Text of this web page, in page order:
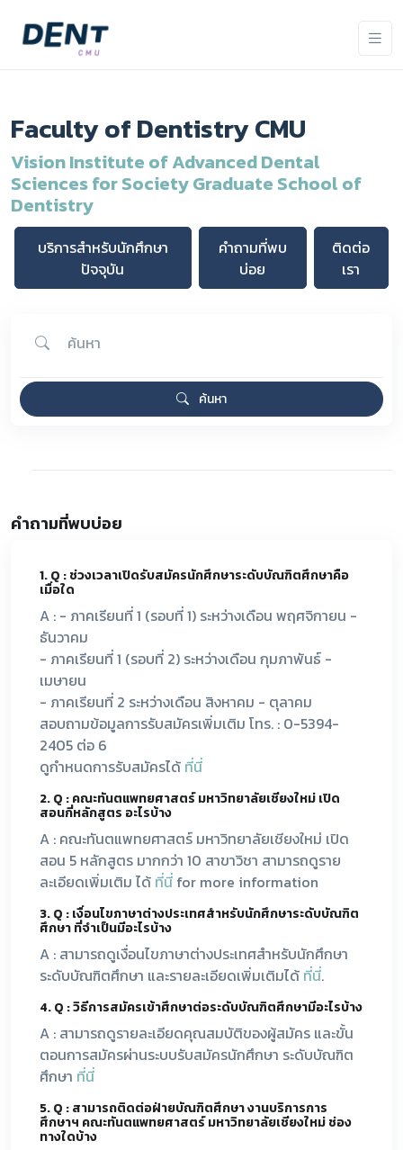
Faculty of Dentistry CMU
Vision Institute of Advanced Dental
Sciences for Society Graduate School of
Dentistry
บริการสำหรับนักศึกษา
ปัจจุบัน
คำถามที่พบ
บ่อย
ติดต่อ
เรา
ค้นหา
คำถามที่พบบ่อย
1. Q : ช่วงเวลาเปิดรับสมัครนักศึกษาระดับบัณฑิตศึกษาคือ
เมื่อใด
A : - ภาคเรียนที่ 1 (รอบที่ 1) ระหว่างเดือน พฤศจิกายน -
ธันวาคม
- ภาคเรียนที่ 1 (รอบที่ 2) ระหว่างเดือน กุมภาพันธ์ -
เมษายน
- ภาคเรียนที่ 2 ระหว่างเดือน สิงหาคม - ตุลาคม
สอบถามข้อมูลการรับสมัครเพิ่มเติม โทร. : 0-5394-
2405 ต่อ 6
ดูกำหนดการรับสมัครได้ ที่นี่
2. Q : คณะทันตแพทยศาสตร์ มหาวิทยาลัยเชียงใหม่ เปิด
สอนกี่หลักสูตร อะไรบ้าง
A : คณะทันตแพทยศาสตร์ มหาวิทยาลัยเชียงใหม่ เปิด
สอน 5 หลักสูตร มากกว่า 10 สาขาวิชา สามารถดูราย
ละเอียดเพิ่มเติม ได้ ที่นี่ for more information
3. Q : เงื่อนไขภาษาต่างประเทศสำหรับนักศึกษาระดับบัณฑิต
ศึกษา ที่จำเป็นมีอะไรบ้าง
A : สามารถดูเงื่อนไขภาษาต่างประเทศสำหรับนักศึกษา
ระดับบัณฑิตศึกษา และรายละเอียดเพิ่มเติมได้ ที่นี่.
4. Q : วิธีการสมัครเข้าศึกษาต่อระดับบัณฑิตศึกษามีอะไรบ้าง
A : สามารถดูรายละเอียดคุณสมบัติของผู้สมัคร และขั้น
ตอนการสมัครผ่านระบบรับสมัครนักศึกษา ระดับบัณฑิต
ศึกษา ที่นี่
5. Q : สามารถติดต่อฝ่ายบัณฑิตศึกษา งานบริการการ
ศึกษาฯ คณะทันตแพทยศาสตร์ มหาวิทยาลัยเชียงใหม่ ช่อง
ทางใดบ้าง